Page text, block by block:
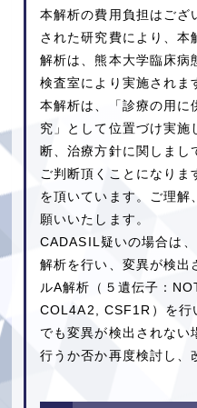
本解析の費用負担はござ
された研究費により、本
解析は、熊本大学臨床病
検査室により実施されま
本解析は、「診療の用に
究」として位置づけ実施
断、治療方針に関しまし
ご判断頂くことになり
を頂いています。ご理解
願いいたします。
CADASIL疑いの場合は
解析を行い、変異が検出
ルA解析（５遺伝子：
COL4A2, CSF1R）を行
でも変異が検出されない
行うか否か再度検討し、